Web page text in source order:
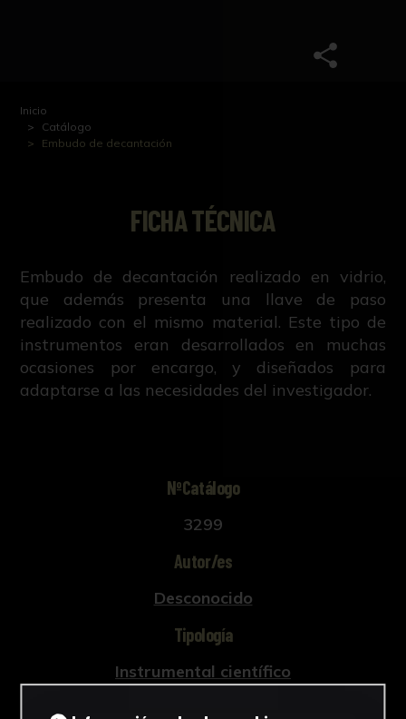
Inicio
Catálogo
Embudo de decantación
FICHA TÉCNICA
Embudo de decantación realizado en vidrio,
que además presenta una llave de paso
realizado con el mismo material. Este tipo de
instrumentos eran desarrollados en muchas
ocasiones por encargo, y diseñados para
adaptarse a las necesidades del investigador.
NºCatálogo
3299
Autor/es
Desconocido
Tipología
Instrumental científico